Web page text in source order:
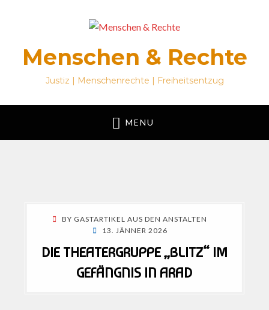
Menschen & Rechte
Justiz | Menschenrechte | Freiheitsentzug
MENU
BY GASTARTIKEL AUS DEN ANSTALTEN
POSTED
13. JÄNNER 2026
DIE THEATERGRUPPE „BLITZ“ IM
GEFÄNGNIS IN ARAD